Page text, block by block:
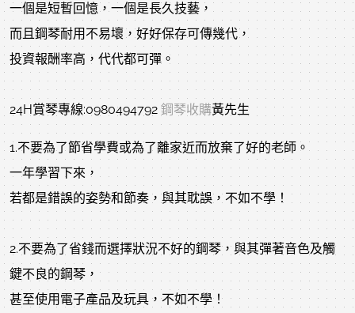
一個是短暫回憶，一個是長久技藝，
而且鋼琴耐用不易壞，好好保存可傳幾代，
投資報酬率高，代代都可彈。
24H賞琴專線:0980494792 鋼琴收購黃先生
1.不要為了節省學費或為了離家近而放棄了好的老師。
一年學習下來，
若都是錯誤的姿勢和節奏，與其耽誤，不如不學！
2.不要為了省錢而選擇狀況不好的鋼琴，與其彈著音色及觸
鍵不良的鋼琴，
甚至使用電子產品及玩具，不如不學！